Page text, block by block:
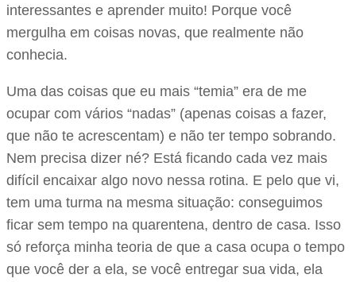
interessantes e aprender muito! Porque você
mergulha em coisas novas, que realmente não
conhecia.
Uma das coisas que eu mais “temia” era de me
ocupar com vários “nadas” (apenas coisas a fazer,
que não te acrescentam) e não ter tempo sobrando.
Nem precisa dizer né? Está ficando cada vez mais
difícil encaixar algo novo nessa rotina. E pelo que vi,
tem uma turma na mesma situação: conseguimos
ficar sem tempo na quarentena, dentro de casa. Isso
só reforça minha teoria de que a casa ocupa o tempo
que você der a ela, se você entregar sua vida, ela